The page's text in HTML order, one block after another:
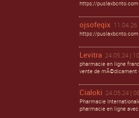
https://
ojsofeqix 11.04.26
https://
Levitra 24.05.24 |
pharmacie en ligne
vente de mÃ©dicament
Cialoki 24.05.24 |
Pharmacie
pharmacie en ligne